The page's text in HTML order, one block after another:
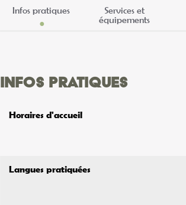
Infos pratiques
Services et
équipements
Infos pratiques
Horaires d'accueil
Langues pratiquées